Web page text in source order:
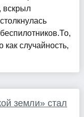
вскрыл
случайность,
земли» стал